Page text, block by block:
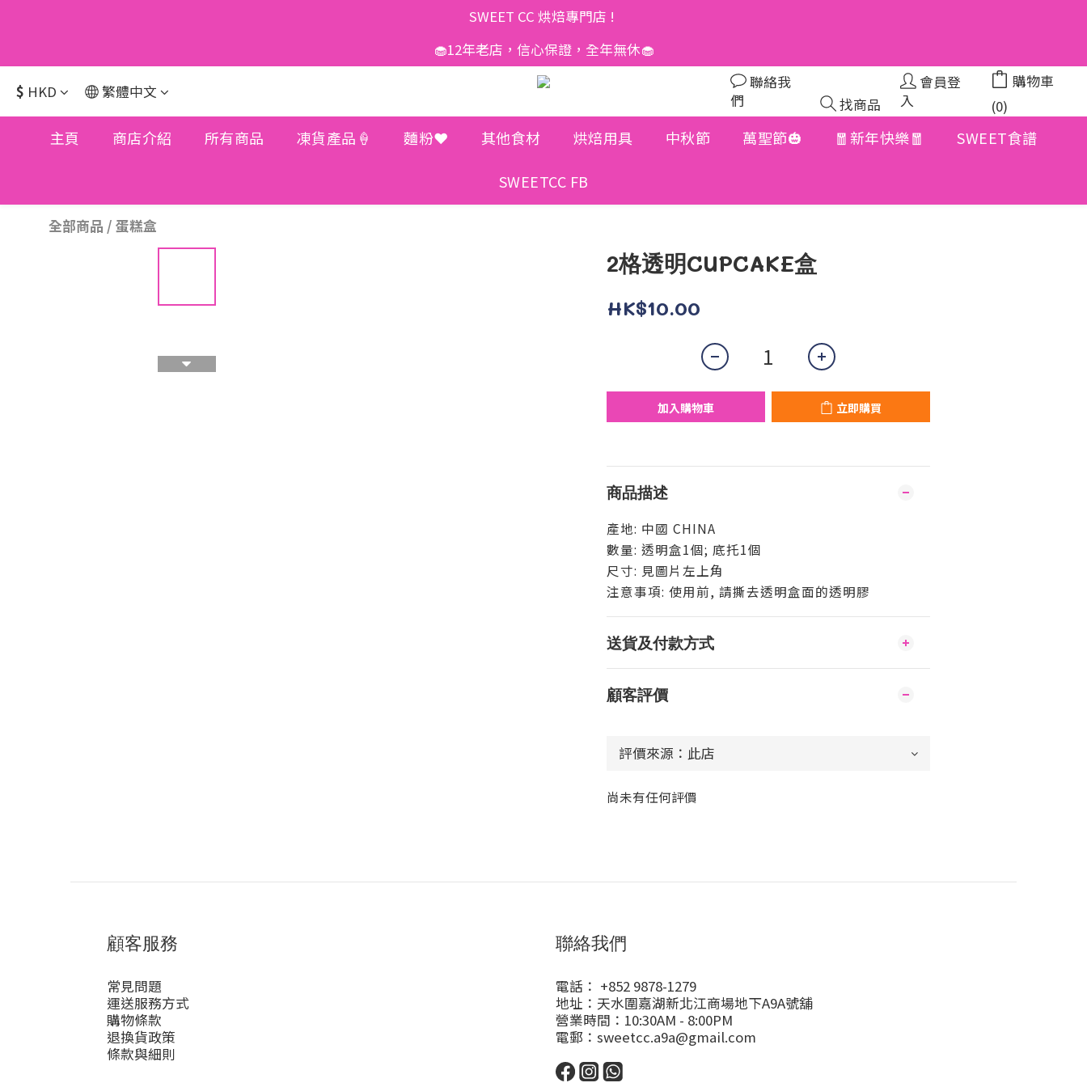
SWEET CC 烘焙專門店 !
🧁12年老店，信心保證，全年無休🧁
$ HKD 繁體中文
聯絡我
們
找商品
會員登
入
購物車
(0)
主頁 商店介紹 所有商品 凍貨產品🍦 麵粉❤️ 其他食材 烘焙用具 中秋節 萬聖節🎃 🧧新年快樂🧧 SWEET食譜
SWEETCC FB
全部商品 / 蛋糕盒
2格透明CUPCAKE盒
HK$10.00
加入購物車 立即購買
商品描述
產地: 中國 CHINA
數量: 透明盒1個; 底托1個
尺寸: 見圖片左上角
注意事項: 使用前, 請撕去透明盒面的透明膠
送貨及付款方式
顧客評價
尚未有任何評價
顧客服務
常見問題
運送服務方式
購物條款
退換貨政策
條款與細則
聯絡我們
電話： +852 9878-1279
地址：天水圍嘉湖新北江商場地下A9A號舖
營業時間：10:30AM - 8:00PM
電郵：sweetcc.a9a@gmail.com